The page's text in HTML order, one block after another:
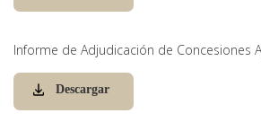
Informe de Adjudicación de Concesiones
Descargar